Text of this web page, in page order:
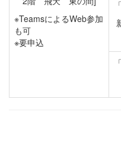
※TeamsによるWeb参加
も可
※要申込